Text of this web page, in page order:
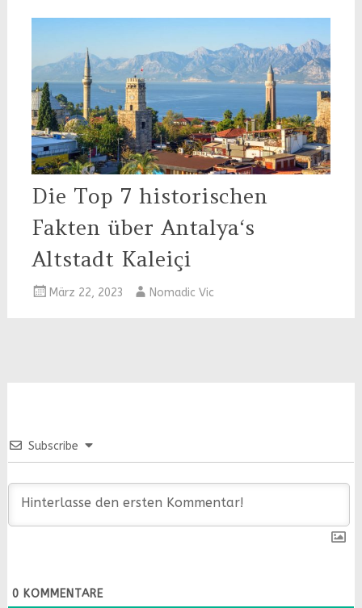
Die Top 7 historischen
Fakten über Antalya‘s
Altstadt Kaleiçi
März 22, 2023 Nomadic Vic
Subscribe
0 KOMMENTARE